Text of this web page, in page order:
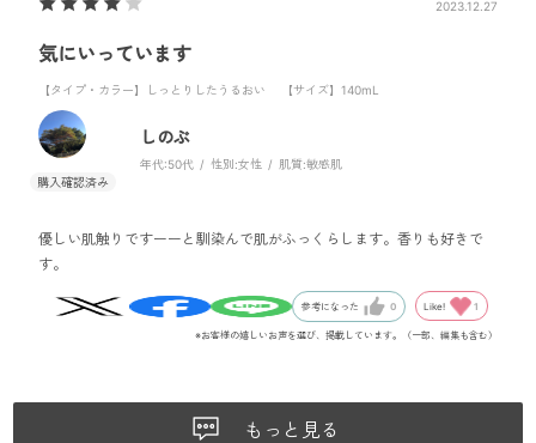
2023.12.27
気にいっています
【タイプ・カラー】しっとりしたうるおい 【サイズ】140mL
しのぶ
年代:50代 性別:女性 肌質:敏感肌
優しい肌触りですーーと馴染んで肌がふっくらします。香りも好きで
す。
参考になった 0 Like! 1
※お客様の嬉しいお声を選び、掲載しています。（一部、編集も含む）
もっと見る